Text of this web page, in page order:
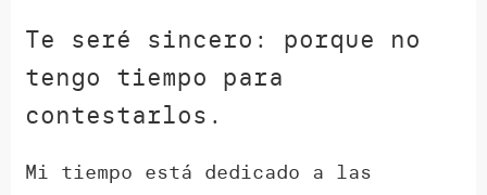
Te seré sincero: porque no
tengo tiempo para
contestarlos.
Mi tiempo está dedicado a las